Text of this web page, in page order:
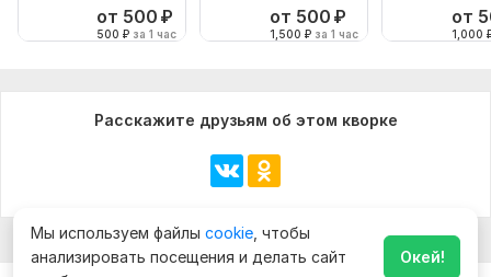
от 500 ₽
500 ₽ за 1 час
от 500 ₽
1,500 ₽ за 1 час
от
1,000
Расскажите друзьям об этом кворке
Мы используем файлы cookie , чтобы
анализировать посещения и делать сайт
Окей!